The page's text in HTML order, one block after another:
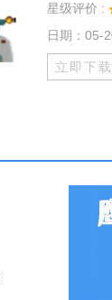
星级评价 :
日期：05-
立即下载